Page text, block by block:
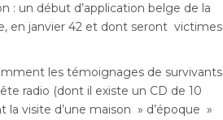
: un début d’application belge de la
en janvier 42 et dont seront victimes
les témoignages de survivants
radio (dont il existe un CD de 10
visite d’une maison » d’époque »